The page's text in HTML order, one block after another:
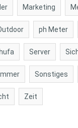
Marketing
ph Meter
Server
Sonstiges
Zeit